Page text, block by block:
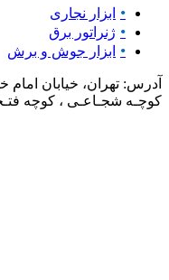
ابزار نجاری
ژنراتور برق
ابزار جوش و برش
آدرس: تهران، خیابان امام
کوچـه شجـاعـی ، کوچه